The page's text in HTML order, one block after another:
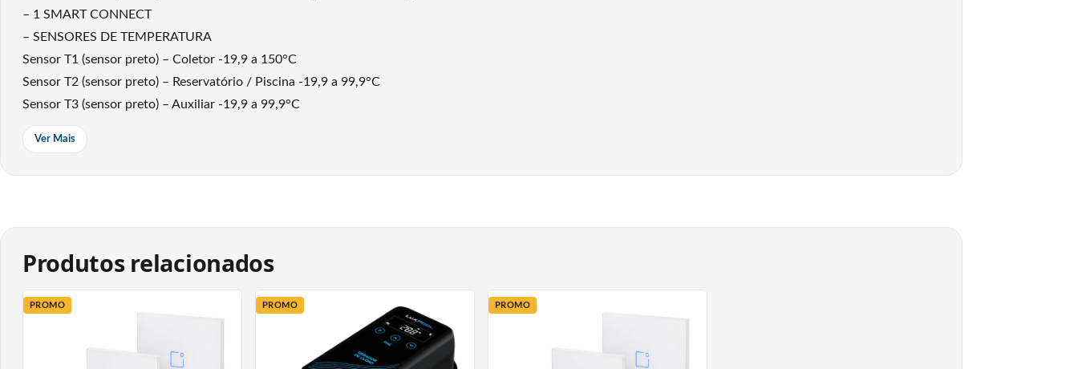
– 1 SMART CONNECT
– SENSORES DE TEMPERATURA
Sensor T1 (sensor preto) – Coletor -19,9 a 150°C
Sensor T2 (sensor preto) – Reservatório / Piscina -19,9 a 99,9°C
Sensor T3 (sensor preto) – Auxiliar -19,9 a 99,9°C
Tipo Sensor NTC 10K, 1%, B: 3435/25°C
ativa o sistema de apoio nos horários pré-programados. É indicado para o aquecimento
de água para banho e dispõe de funções como proteção contra congelamento e
sobreaquecimento do sistema. Pode realizar o aquecimento com recirculação do
barrilete em horários pré-programados. As temperaturas, modos de operação, relógio e
os estados das saídas são visualizados no display LCD. O instrumento possui três
entradas para sensor de temperatura do tipo NTC, e três saídas de controle, uma para o
acionamento da bomba do aquecimento solar e outras duas para os apoios.
Ver Mais
Produtos relacionados
PROMO PROMO PROMO